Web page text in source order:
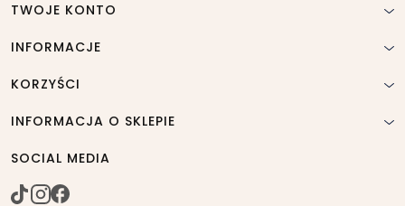
TWOJE KONTO
INFORMACJE
KORZYŚCI
INFORMACJA O SKLEPIE
SOCIAL MEDIA